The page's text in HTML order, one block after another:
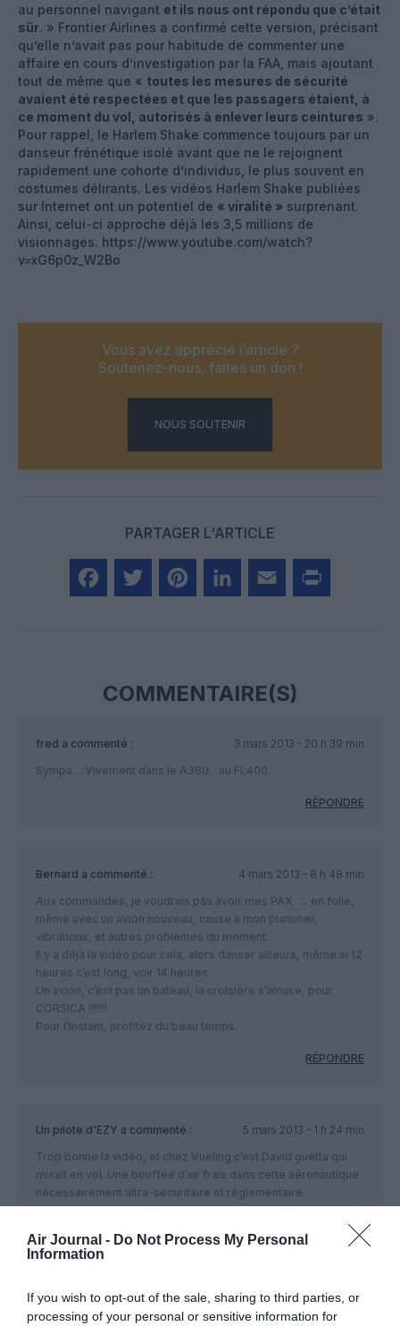
Air Journal - Do Not Process My Personal
Information
If you wish to opt-out of the sale, sharing to third parties, or
processing of your personal or sensitive information for
au personnel navigant et ils nous ont répondu que c’était
sûr. » Frontier Airlines a confirmé cette version, précisant
qu’elle n’avait pas pour habitude de commenter une
affaire en cours d’investigation par la FAA, mais ajoutant
tout de même que « toutes les mesures de sécurité
avaient été respectées et que les passagers étaient, à
ce moment du vol, autorisés à enlever leurs ceintures ».
Pour rappel, le Harlem Shake commence toujours par un
danseur frénétique isolé avant que ne le rejoignent
rapidement une cohorte d’individus, le plus souvent en
costumes délirants. Les vidéos Harlem Shake publiées
sur Internet ont un potentiel de « viralité » surprenant.
Ainsi, celui-ci approche déjà les 3,5 millions de
visionnages. https://www.youtube.com/watch?
v=xG6p0z_W2Bo
Vous avez apprécié l’article ?
Soutenez-nous, faites un don !
NOUS SOUTENIR
PARTAGER L'ARTICLE
COMMENTAIRE(S)
fred a commenté :
3 mars 2013 - 20 h 39 min
Sympa….Vivement dans le A380…au FL400.
RÉPONDRE
Bernard a commenté :
4 mars 2013 - 8 h 48 min
Aux commandes, je voudrais pas avoir mes PAX …. en folie,
même avec un avion nouveau, cause à mon plancher,
vibrations, et autres problèmes du moment.
Il y a déjà la vidéo pour cela, alors danser ailleurs, même si 12
heures c’est long, voir 14 heures.
Un avion, c’est pas un bateau, la croisière s’amuse, pour
CORSICA !!!!!!!
Pour l’instant, profitez du beau temps.
RÉPONDRE
Un pilote d'EZY a commenté :
5 mars 2013 - 1 h 24 min
Trop bonne la vidéo, et chez Vueling c’est David guetta qui
mixait en vol. Une bouffée d’air frais dans cette aéronautique
nécessairement ultra-sécuritaire et réglementaire.
Et si un avion et certifié pour des turbulences sévères ( je n’ai
pas dit extrême ) atteignent les 50000hrs de vol et Xmilliers
de cycles, je pense que le planché peu tenir bon ( même si ce
RÉPONDRE